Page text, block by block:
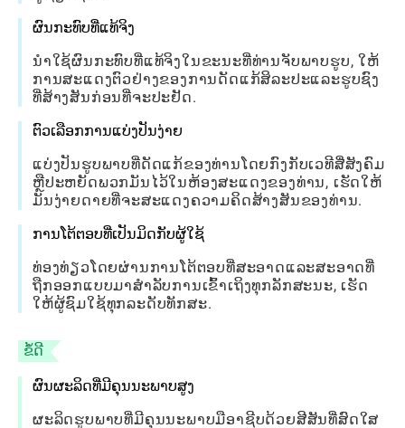
ຜົນກະທົບທີ່ແທ້ຈິງ
ນໍາໃຊ້ຜົນກະທົບທີ່ແທ້ຈິງໃນຂະນະທີ່ທ່ານຈັບພາບຮູບ, ໃຫ້
ການສະແດງຕົວຢ່າງຂອງການດັດແກ້ສິລະປະແລະຮູບຊົງ
ທີ່ສ້າງສັນກ່ອນທີ່ຈະປະຢັດ.
ຕົວເລືອກການແບ່ງປັນງ່າຍ
ແບ່ງປັນຮູບພາບທີ່ດັດແກ້ຂອງທ່ານໂດຍກົງກັບເວທີສື່ສັງຄົມ
ຫຼືປະຫຍັດພວກມັນໄວ້ໃນຫ້ອງສະແດງຂອງທ່ານ, ເຮັດໃຫ້
ມັນງ່າຍດາຍທີ່ຈະສະແດງຄວາມຄິດສ້າງສັນຂອງທ່ານ.
ການໂຕ້ຕອບທີ່ເປັນມິດກັບຜູ້ໃຊ້
ທ່ອງທ່ຽວໂດຍຜ່ານການໂຕ້ຕອບທີ່ສະອາດແລະສະອາດທີ່
ຖືກອອກແບບມາສໍາລັບການເຂົ້າເຖິງທຸກລັກສະນະ, ເຮັດ
ໃຫ້ຜູ້ຊົມໃຊ້ທຸກລະດັບທັກສະ.
ຂໍ້ດີ
ຜົນຜະລິດທີ່ມີຄຸນນະພາບສູງ
ຜະລິດຮູບພາບທີ່ມີຄຸນນະພາບມືອາຊີບດ້ວຍສີສັນທີ່ສົດໃສ